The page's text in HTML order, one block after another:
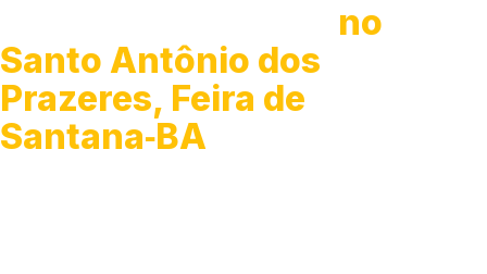
no
Santo Antônio dos
Prazeres, Feira de
Santana‑BA